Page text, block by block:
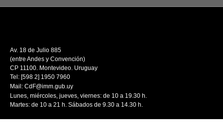
Av. 18 de Julio 885
(entre Andes y Convención)
CP 11100. Montevideo. Uruguay
Tel: [598 2] 1950 7960
Mail: CdF@imm.gub.uy
Lunes, miércoles, jueves, viernes: de 10 a 19.30 h.
Martes: de 10 a 21 h. Sábados de 9.30 a 14.30 h.